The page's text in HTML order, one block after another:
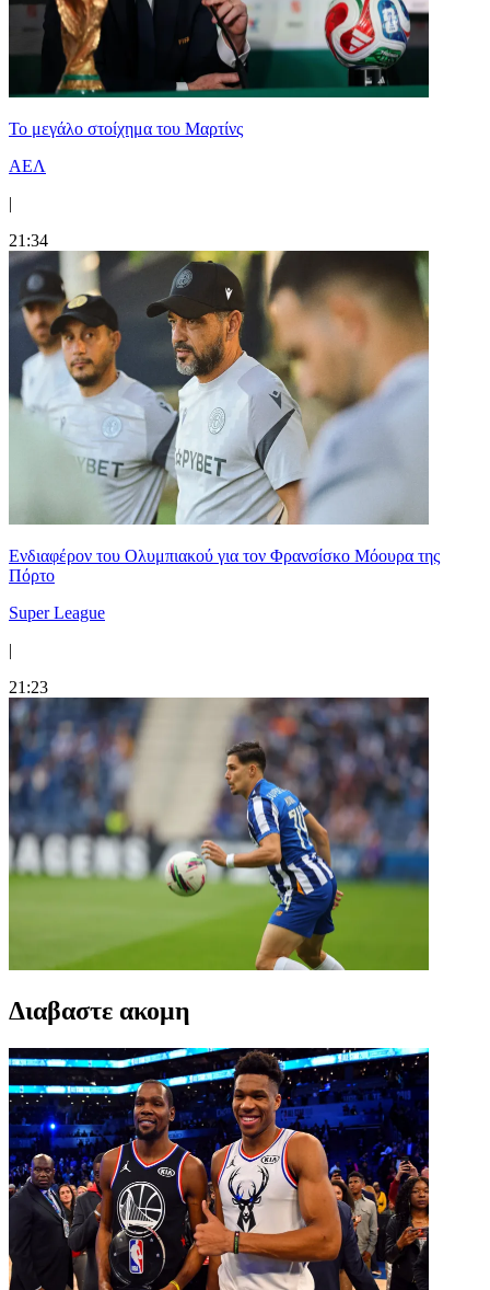
Το μεγάλο στοίχημα του Μαρτίνς
ΑΕΛ
|
21:34
Ενδιαφέρον του Ολυμπιακού για τον Φρανσίσκο Μόουρα της
Πόρτο
Super League
|
21:23
Διαβαστε ακομη